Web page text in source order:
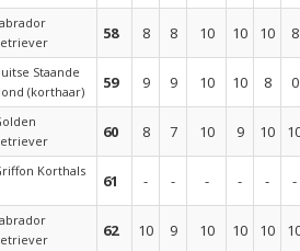
58 8 8 10 10 10
8
Staande
(korthaar)
59 9 9 10 10 8
0
60 8 7 10 9 10
Korthals
61 - - - - -
-
62 10 9 10 10 10